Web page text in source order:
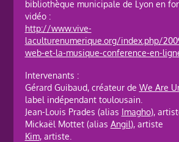
bibliothèque municipale de Lyon en
vidéo :
http://www.vive-
laculturenumerique.org/index.php/
web-et-la-musique-conference-en-
Intervenants :
Gérard Guibaud, créateur de We Are
label indépendant toulousain.
Jean-Louis Prades (alias Imagho),
Mickaël Mottet (alias Angil), artiste
Kim, artiste.